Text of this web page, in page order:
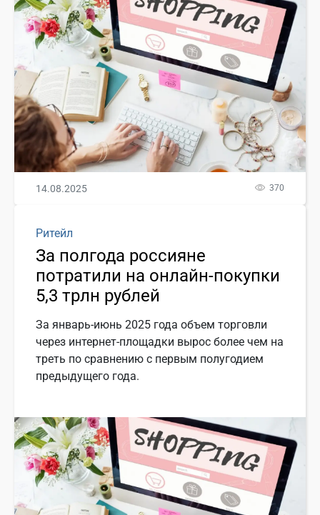
14.08.2025 370
Ритейл
За полгода россияне
потратили на онлайн-покупки
5,3 трлн рублей
За январь-июнь 2025 года объем торговли
через интернет-площадки вырос более чем на
треть по сравнению с первым полугодием
предыдущего года.